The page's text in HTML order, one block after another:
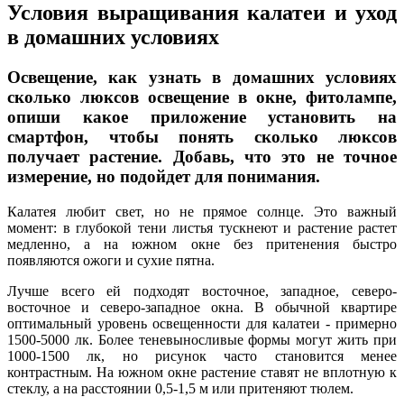
Условия выращивания калатеи и уход
в домашних условиях
Освещение, как узнать в домашних условиях
сколько люксов освещение в окне, фитолампе,
опиши какое приложение установить на
смартфон, чтобы понять сколько люксов
получает растение. Добавь, что это не точное
измерение, но подойдет для понимания.
Калатея любит свет, но не прямое солнце. Это важный
момент: в глубокой тени листья тускнеют и растение растет
медленно, а на южном окне без притенения быстро
появляются ожоги и сухие пятна.
Лучше всего ей подходят восточное, западное, северо-
восточное и северо-западное окна. В обычной квартире
оптимальный уровень освещенности для калатеи - примерно
1500-5000 лк. Более теневыносливые формы могут жить при
1000-1500 лк, но рисунок часто становится менее
контрастным. На южном окне растение ставят не вплотную к
стеклу, а на расстоянии 0,5-1,5 м или притеняют тюлем.